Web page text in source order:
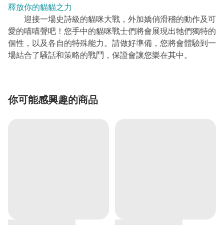
釋放你的貓貓之力
迎接一場史詩級的貓咪大戰，外加嬌俏滑稽的動作及可
愛的喵喵聲吧！您手中的貓咪戰士們將會展現出牠們獨特的
個性，以及各自的特殊能力。請做好準備，您將會體驗到一
場結合了騷話和策略的戰鬥，保證會讓您樂在其中。
你可能感興趣的商品